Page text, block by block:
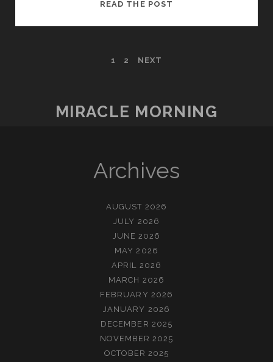
READ THE POST
말
자
1 2 NEXT
MIRACLE MORNING
Archives
AUGUST 2026
JULY 2026
JUNE 2026
MAY 2026
APRIL 2026
MARCH 2026
FEBRUARY 2026
JANUARY 2026
DECEMBER 2025
NOVEMBER 2025
OCTOBER 2025